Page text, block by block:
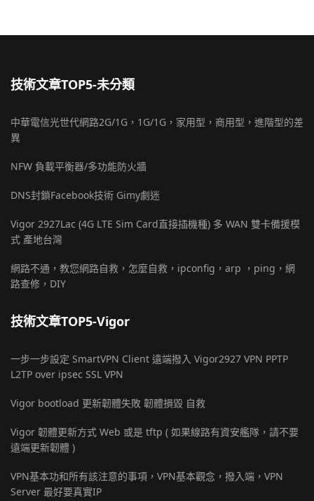
技術文章TOP5-未分類
中華電信光世代網路2G/1G，1G/1G，家用型，商用型，進階型的差
異
NFW 負載平衡器/多功能防火牆
DNS封鎖Facebook技術 Gimy劇迷
Vigor 2927Lac (4G LTE Sim Card直接插機種) 多 WAN 雙卡備援模
式 產地台灣
網路不通，教您網路自救，怎麼自救，ipconfig，arp ，ping，網
路查修，DIY
技術文章TOP5-Vigor
一步一步設定 SmartVPN Client 遠端撥入 Vigor2927 VPN PPTP
L2TP over ipsec SSL VPN
Vigor bootload 更新韌體失敗 韌體損毀 自救
Vigor 韌體更新方式 Web 或是 tftp ( 如果線路有資安艦隊，請不要
遠端更新韌體 )
VPN基本功和所有該注意的事項，VPN基本觀念，撥入端，VPN
Server 最好要真實IP